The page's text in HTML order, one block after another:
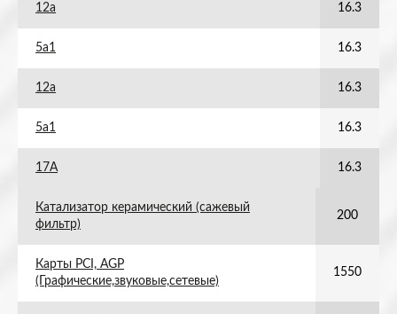
12а 16.3
5а1 16.3
12а 16.3
5а1 16.3
17А 16.3
Катализатор керамический (сажевый
фильтр)
200
Карты PCI, AGP
(Графические,звуковые,сетевые)
1550